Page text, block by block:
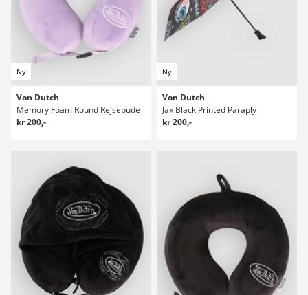
Ny
Von Dutch
Memory Foam Round Rejsepude
kr 200,-
Ny
Von Dutch
Jax Black Printed Paraply
kr 200,-